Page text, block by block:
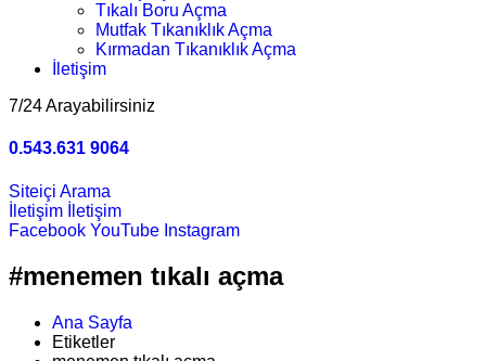
Tıkalı Boru Açma
Mutfak Tıkanıklık Açma
Kırmadan Tıkanıklık Açma
İletişim
7/24 Arayabilirsiniz
0.543.631 9064
Siteiçi Arama
İletişim
İletişim
Facebook YouTube Instagram
#menemen tıkalı açma
Ana Sayfa
Etiketler